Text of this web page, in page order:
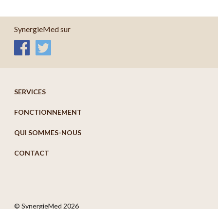
SynergieMed sur
SERVICES
FONCTIONNEMENT
QUI SOMMES-NOUS
CONTACT
© SynergieMed 2026